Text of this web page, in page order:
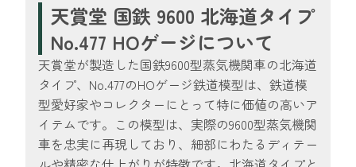
天賞堂 国鉄 9600 北海道タイプ
No.477 HOゲージについて
天賞堂が製造した国鉄9600型蒸気機関車の北海道
タイプ、No.477のHOゲージ鉄道模型は、鉄道模
型愛好家やコレクターにとって特に価値の高いア
イテムです。この模型は、実際の9600型蒸気機関
車を忠実に再現しており、細部にわたるディテー